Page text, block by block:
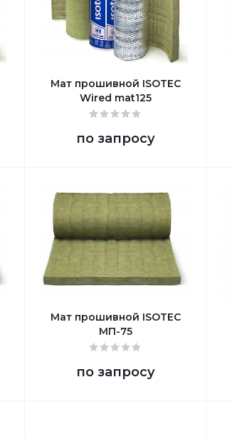
Мат прошивной ISOTEC
Wired mat125
по запросу
Мат прошивной ISOTEC
МП-75
по запросу